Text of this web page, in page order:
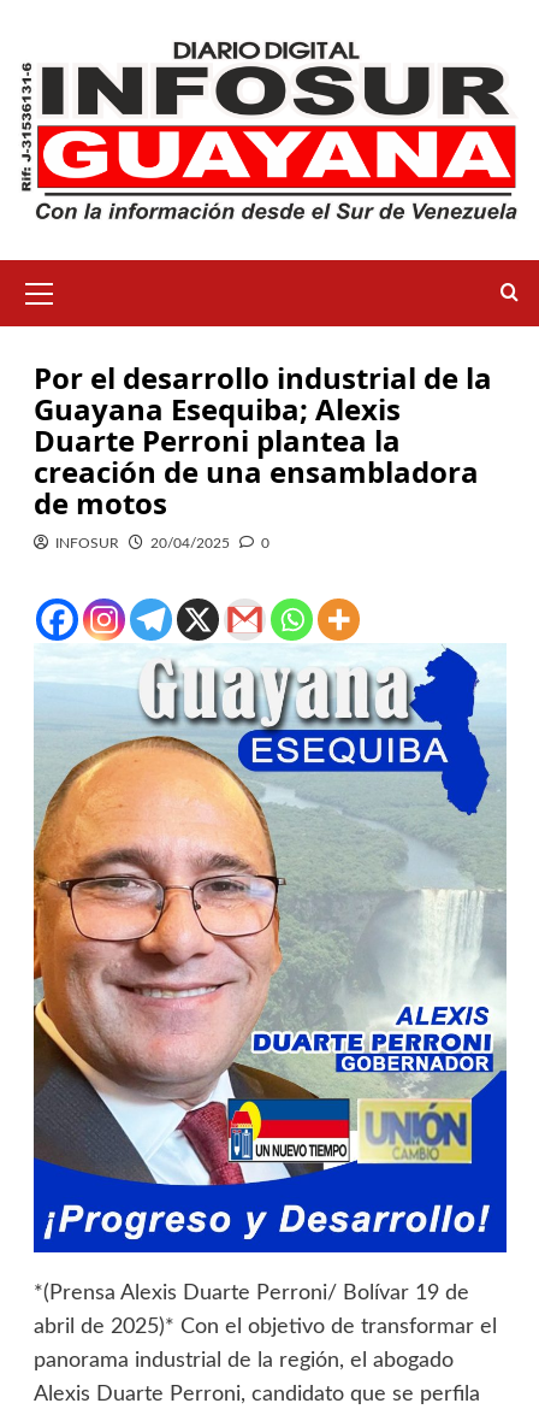
Por el desarrollo industrial de la
Guayana Esequiba; Alexis
Duarte Perroni plantea la
creación de una ensambladora
de motos
INFOSUR 20/04/2025 0
*(Prensa Alexis Duarte Perroni/ Bolívar 19 de
abril de 2025)* Con el objetivo de transformar el
panorama industrial de la región, el abogado
Alexis Duarte Perroni, candidato que se perfila